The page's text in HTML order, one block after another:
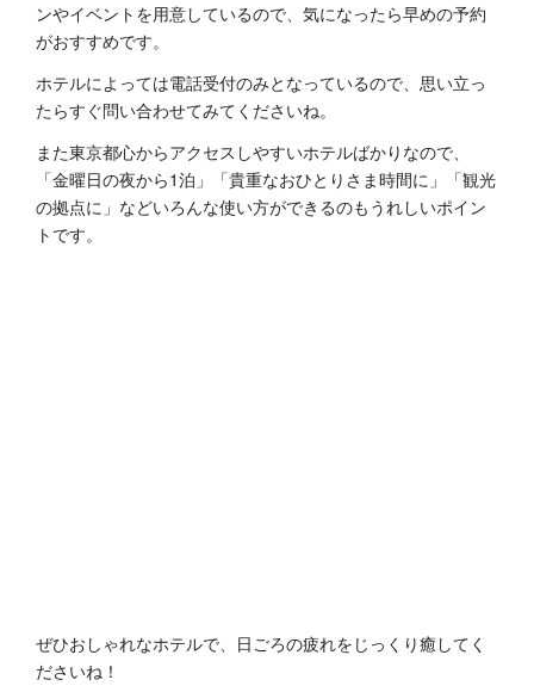
ンやイベントを用意しているので、気になったら早めの予約
がおすすめです。
ホテルによっては電話受付のみとなっているので、思い立っ
たらすぐ問い合わせてみてくださいね。
また東京都心からアクセスしやすいホテルばかりなので、
「金曜日の夜から1泊」「貴重なおひとりさま時間に」「観光
の拠点に」などいろんな使い方ができるのもうれしいポイン
トです。
ぜひおしゃれなホテルで、日ごろの疲れをじっくり癒してく
ださいね！